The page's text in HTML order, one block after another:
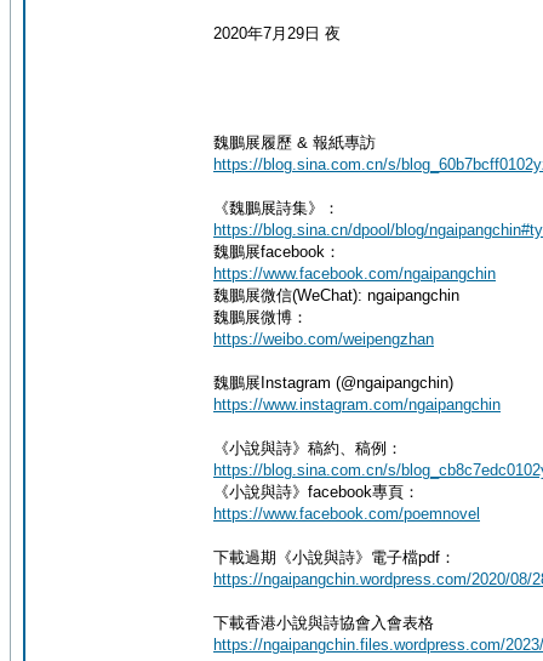
2020年7月29日 夜
魏鵬展履歷 & 報紙專訪
https://blog.sina.com.cn/s/
《魏鵬展詩集》：
https://blog.sina.cn/dpool/blog/
魏鵬展facebook：
https://www.facebook.com/ngaipangchin
魏鵬展微信(WeChat): ngaipangchin
魏鵬展微博：
https://weibo.com/weipengzhan
魏鵬展Instagram (@ngaipangchin)
https://www.instagram.com/ngaipangchin
《小說與詩》稿約、稿例：
https://blog.sina.com.cn/s/
《小說與詩》facebook專頁：
https://www.facebook.com/poemnovel
下載過期《小說與詩》電子檔pdf：
https://ngaipangchin.wordpress.com/2020/
下載香港小說與詩協會入會表格
https://ngaipangchin.files.wordpress.com/